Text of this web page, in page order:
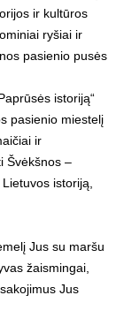
ir kultūros
ryšiai ir
pasienio pusės
istoriją“
pasienio miestelį
ir
Švėkšnos –
istoriją,
Jus su maršu
žaismingai,
Jus